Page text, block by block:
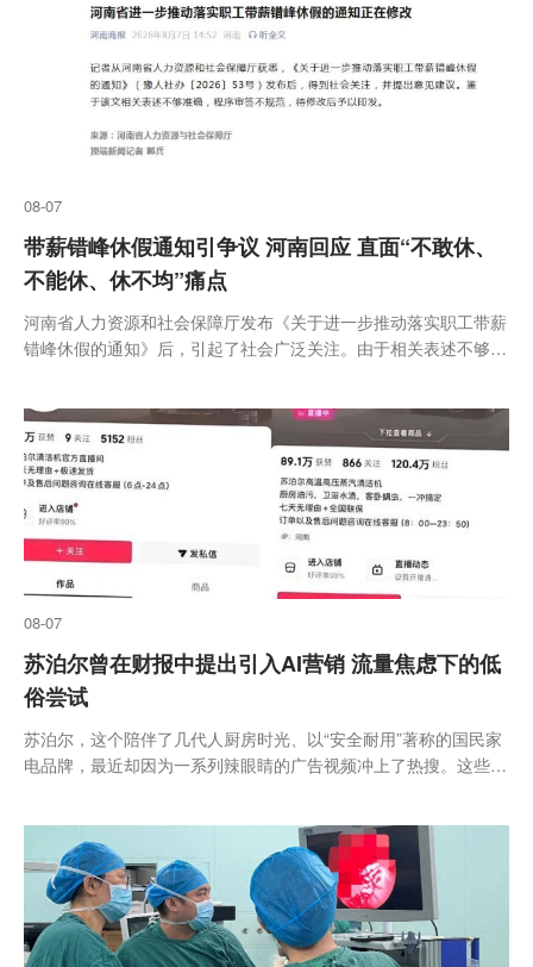
从几十元到200多元不等。
08-07
带薪错峰休假通知引争议 河南回应 直面“不敢休、
不能休、休不均”痛点
河南省人力资源和社会保障厅发布《关于进一步推动落实职工带薪
错峰休假的通知》后，引起了社会广泛关注。由于相关表述不够准
08-07
苏泊尔曾在财报中提出引入AI营销 流量焦虑下的低
俗尝试
苏泊尔，这个陪伴了几代人厨房时光、以“安全耐用”著称的国民家
电品牌，最近却因为一系列辣眼睛的广告视频冲上了热搜。这些广